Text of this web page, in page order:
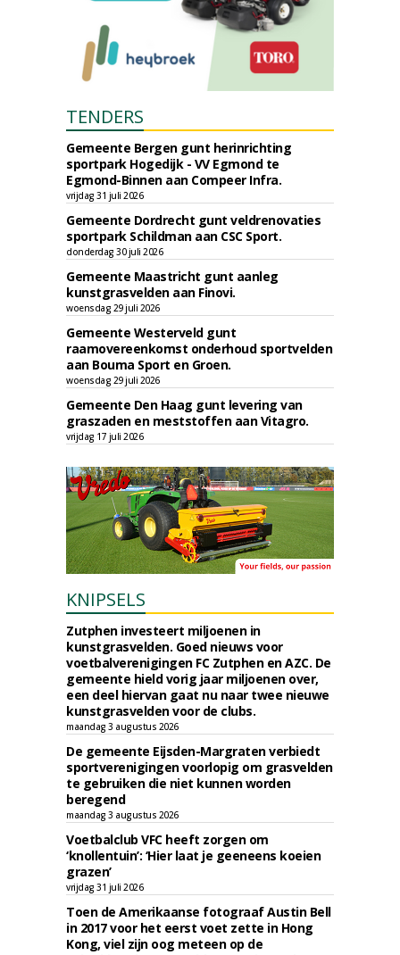
TENDERS
Gemeente Bergen gunt herinrichting
sportpark Hogedijk - VV Egmond te
Egmond-Binnen aan Compeer Infra.
vrijdag 31 juli 2026
Gemeente Dordrecht gunt veldrenovaties
sportpark Schildman aan CSC Sport.
donderdag 30 juli 2026
Gemeente Maastricht gunt aanleg
kunstgrasvelden aan Finovi.
woensdag 29 juli 2026
Gemeente Westerveld gunt
raamovereenkomst onderhoud sportvelden
aan Bouma Sport en Groen.
woensdag 29 juli 2026
Gemeente Den Haag gunt levering van
graszaden en meststoffen aan Vitagro.
vrijdag 17 juli 2026
KNIPSELS
Zutphen investeert miljoenen in
kunstgrasvelden. Goed nieuws voor
voetbalverenigingen FC Zutphen en AZC. De
gemeente hield vorig jaar miljoenen over,
een deel hiervan gaat nu naar twee nieuwe
kunstgrasvelden voor de clubs.
maandag 3 augustus 2026
De gemeente Eijsden-Margraten verbiedt
sportverenigingen voorlopig om grasvelden
te gebruiken die niet kunnen worden
beregend
maandag 3 augustus 2026
Voetbalclub VFC heeft zorgen om
‘knollentuin’: ‘Hier laat je geeneens koeien
grazen’
vrijdag 31 juli 2026
Toen de Amerikaanse fotograaf Austin Bell
in 2017 voor het eerst voet zette in Hong
Kong, viel zijn oog meteen op de